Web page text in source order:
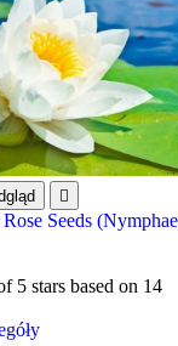

Seeds
5 stars based on 14